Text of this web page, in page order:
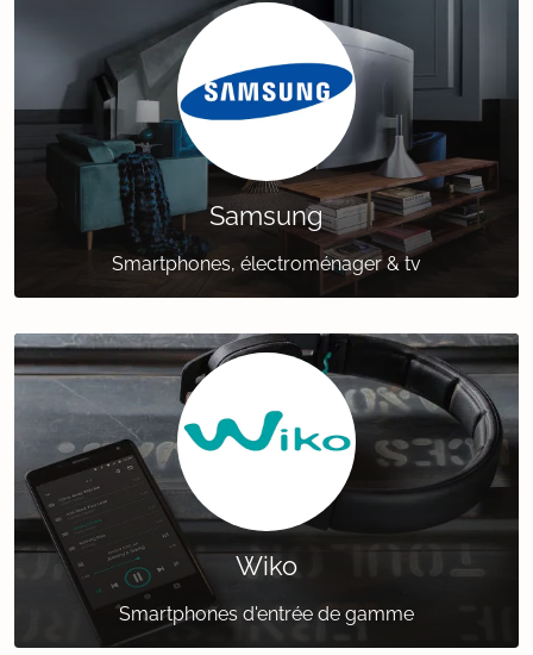
Samsung
Smartphones, électroménager & tv
Wiko
Smartphones d'entrée de gamme